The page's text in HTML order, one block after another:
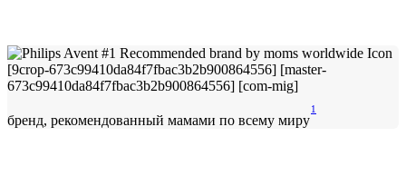
бренд, рекомендованный мамами по всему миру
1